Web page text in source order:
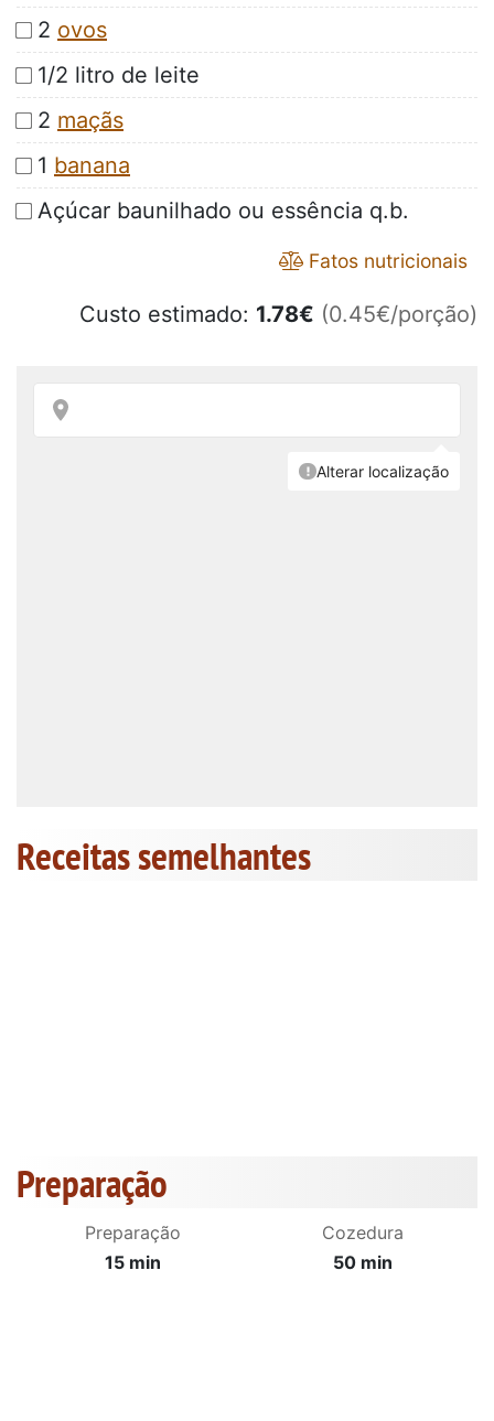
2 ovos
1/2 litro de leite
2 maçãs
1 banana
Açúcar baunilhado ou essência q.b.
Fatos nutricionais
Custo estimado: 1.78€ (0.45€/porção)
Receitas semelhantes
Preparação
Preparação
15 min
Cozedura
50 min